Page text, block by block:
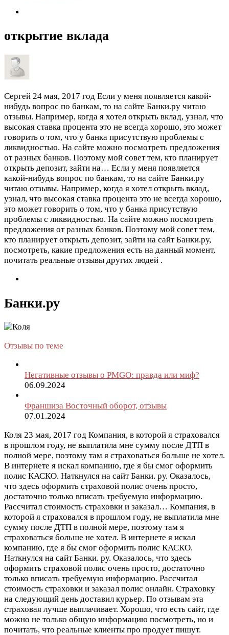
открытие вклада
Сергей 24 мая, 2017 год Если у меня появляется какой-
нибудь вопрос по банкам, то на сайте Банки.ру читаю
отзывы. Например, когда я хотел открыть вклад, узнал, что
высокая ставка процента это не всегда хорошо, это может
говорить о том, что у банка присутствую проблемы с
ликвидностью. На сайте можно посмотреть предложения
от разных банков. Поэтому мой совет тем, кто планирует
открыть депозит, зайти на… Если у меня появляется
какой-нибудь вопрос по банкам, то на сайте Банки.ру
читаю отзывы. Например, когда я хотел открыть вклад,
узнал, что высокая ставка процента это не всегда хорошо,
это может говорить о том, что у банка присутствую
проблемы с ликвидностью. На сайте можно посмотреть
предложения от разных банков. Поэтому мой совет тем,
кто планирует открыть депозит, зайти на сайт Банки.ру,
посмотреть, какие предложения есть на данный момент,
почитать реальные отзывы других людей .
Банки.ру
Отзывы по теме
Негативные отзывы о PMGO: правда или миф?
06.09.2024
Франшиза Восточный оборот, отзывы
07.01.2024
Коля 23 мая, 2017 год Компания, в которой я страховался
в прошлом году, не выплатила мне сумму после ДТП в
полной мере, поэтому там я страховаться больше не хотел.
В интернете я искал компанию, где я бы смог оформить
полис КАСКО. Наткнулся на сайт Банки. ру. Оказалось,
что здесь оформить страховой полис очень просто,
достаточно только вписать требуемую информацию.
Рассчитал стоимость страховки и заказал… Компания, в
которой я страховался в прошлом году, не выплатила мне
сумму после ДТП в полной мере, поэтому там я
страховаться больше не хотел. В интернете я искал
компанию, где я бы смог оформить полис КАСКО.
Наткнулся на сайт Банки. ру. Оказалось, что здесь
оформить страховой полис очень просто, достаточно
только вписать требуемую информацию. Рассчитал
стоимость страховки и заказал полис онлайн. Страховку
на следующий день доставил курьер. По отзывам эта
страховая лучше выплачивает. Хорошо, что есть сайт, где
можно не только общую информацию посмотреть, но и
почитать, что реальные клиенты про продует пишут.